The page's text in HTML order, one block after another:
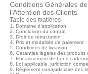
Conditions Générales
l’Attention des Clients
Table des matières
1. Domaine d’application
2. Conclusion du contrat
3. Droit de rétractation
4. Prix et modalités de paiement
5. Conditions de livraison
6. Garanties légales des produits
7. Encaissement de bons-
8. Loi applicable, juridiction
9. Règlement extrajudiciaire des